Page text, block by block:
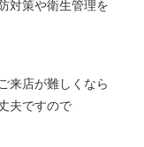
対策や衛生管理を
来店が難しくなら
夫ですので